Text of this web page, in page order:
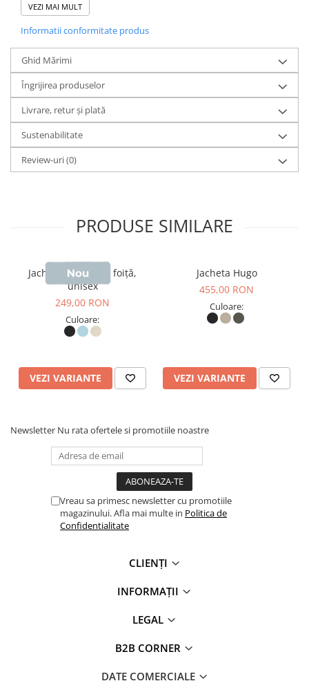
Caracteristici:
- Fermoar nylon reverse coil în partea frontală centrală,
cu protecție pentru bărbie
- Mâneci montate
- Buzunare tip welt cu fermoar și cheițe grosgrain
- Panouri laterale pentru o potrivire îmbunătățită
- Tiv curbat, mai scurt în față și mai lung în spate, pentru
- Deschidere reglabilă a glugii și tiv reglabil cu opritoare
din plastic și șnur elastic
- Cusături sigilate la cozorocul glugii și buzunarele tip
- Inserție semicirculară la ceafă din același material
- Fermoar interior ascuns la pieptul stâng și la tiv pentru
VEZI MAI MULT
Informatii conformitate produs
Ghid Mărimi
Îngrijirea produselor
Livrare, retur și plată
Sustenabilitate
Review-uri(0)
PRODUSE SIMILARE
Jachetă unisex tip foiță,
unisex
249,00 RON
Culoare:
VEZI VARIANTE
Jacheta Hugo
455,00 RON
Culoare:
VEZI VARIANTE
Newsletter Nu rata ofertele si promotiile noastre
Vreau sa primesc newsletter cu promotiile
magazinului. Afla mai multe in Politica de
Confidentialitate
CLIENȚI
INFORMAȚII
LEGAL
B2B CORNER
DATE COMERCIALE